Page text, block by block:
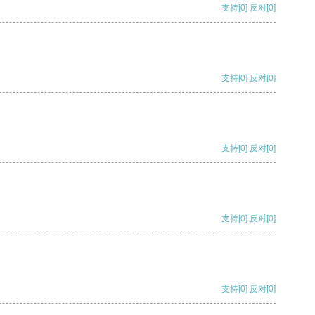
支持[0] 反对[0]
支持[0] 反对[0]
支持[0] 反对[0]
支持[0] 反对[0]
支持[0] 反对[0]